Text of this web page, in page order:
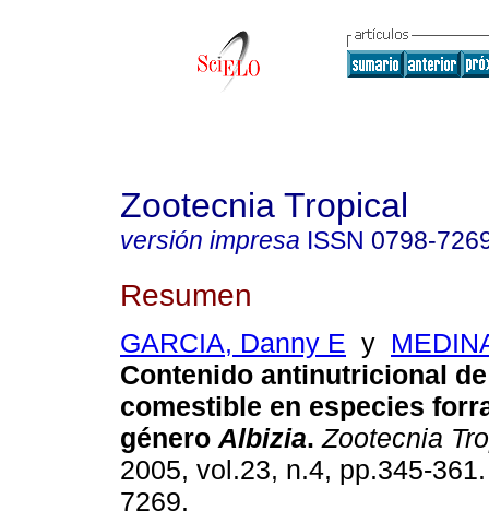
Zootecnia Tropical
versión impresa ISSN 0798-
Resumen
GARCIA, Danny E y
Contenido antinutricional
comestible en especies
género Albizia. Zootecnia
2005, vol.23, n.4, pp.345-
7269.